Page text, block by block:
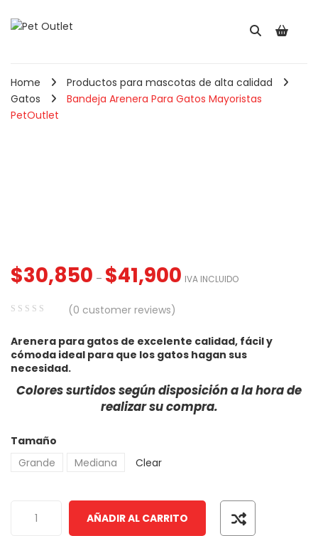
Home
Productos para mascotas de alta calidad
Gatos
Bandeja Arenera Para Gatos Mayoristas
PetOutlet
$30,850 – $41,900 IVA INCLUIDO
out
of
on
(0 customer reviews)
Arenera para gatos de excelente calidad, fácil y
cómoda ideal para que los gatos hagan sus
necesidad.
Colores surtidos según disposición a la hora de
realizar su compra.
Tamaño
Grande
Mediana Clear
AÑADIR AL CARRITO
Pala Recogedora Para
IVA INCLUIDO
Cepillo Slicker Para
Perros y ...
–$6,650
$3,420 –$8,480 IVA INCLUIDO
Comedero Doble
Cuadrado M ...
Perros Ma ...
5,750